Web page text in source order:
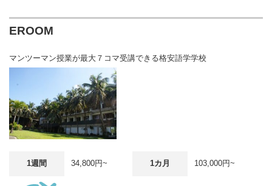
EROOM
マンツーマン授業が最大７コマ受講できる格安語学学校
1週間 34,800円~ 1カ月 103,000円~